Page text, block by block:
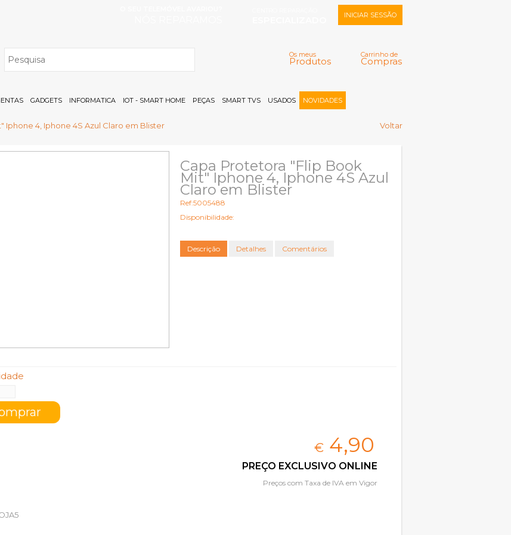
Carrinho de
Compras
Os meus
Produtos
INICIAR SESSÃO
Memorizar
Registar |
GADGETS INFORMATICA IOT - SMART HOME PEÇAS SMART TVS USADOS NOVIDADES
Iphone 4, Iphone 4S Azul Claro em Blister Voltar
Capa Protetora "Flip Book
Mit" Iphone 4, Iphone 4S Azul
Claro em Blister
Ref:5005488
Disponibilidade:
Descrição Detalhes Comentários
€ 4,90
PREÇO EXCLUSIVO ONLINE
Preços com Taxa de IVA em Vigor